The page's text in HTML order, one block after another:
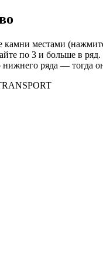
камни местами
по 3 и больше в
ряда — тогда
RANSPORT